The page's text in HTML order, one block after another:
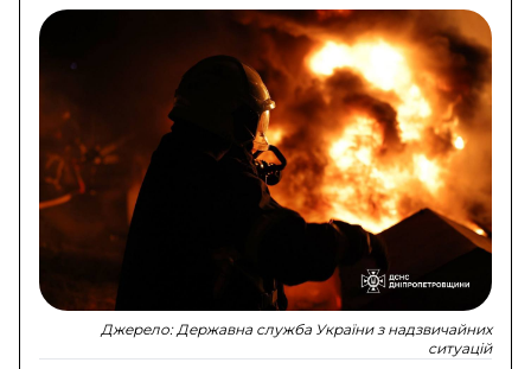
Джерело:Державна служба України з надзвичайних
ситуацій